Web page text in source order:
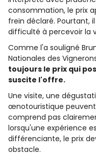
consommation, le prix
frein déclaré. Pourtant,
difficulté à percevoir la
Comme l'a souligné
Nationales des
toujours le prix qui
suscite l'offre.
Une visite, une
œnotouristique
comprend pas
lorsqu'une expérience
différenciante, le prix
obstacle.